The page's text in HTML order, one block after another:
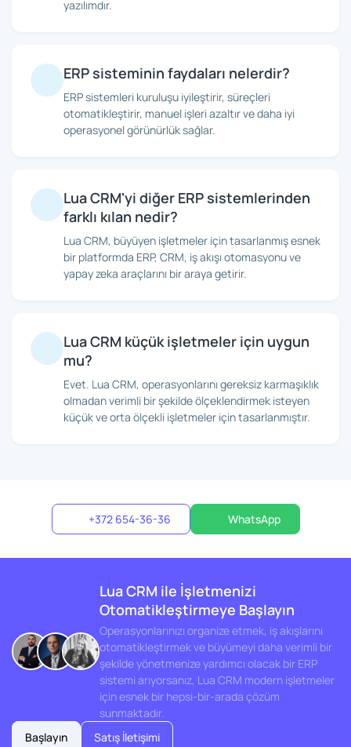
yazılımdır.
ERP sisteminin faydaları nelerdir?
ERP sistemleri kuruluşu iyileştirir, süreçleri
otomatikleştirir, manuel işleri azaltır ve daha iyi
operasyonel görünürlük sağlar.
Lua CRM'yi diğer ERP sistemlerinden
farklı kılan nedir?
Lua CRM, büyüyen işletmeler için tasarlanmış esnek
bir platformda ERP, CRM, iş akışı otomasyonu ve
yapay zeka araçlarını bir araya getirir.
Lua CRM küçük işletmeler için uygun
mu?
Evet. Lua CRM, operasyonlarını gereksiz karmaşıklık
olmadan verimli bir şekilde ölçeklendirmek isteyen
küçük ve orta ölçekli işletmeler için tasarlanmıştır.
+372 654-36-36 WhatsApp
Lua CRM ile İşletmenizi
Otomatikleştirmeye Başlayın
Operasyonlarınızı organize etmek, iş akışlarını
otomatikleştirmek ve büyümeyi daha verimli bir
şekilde yönetmenize yardımcı olacak bir ERP
sistemi arıyorsanız, Lua CRM modern işletmeler
için esnek bir hepsi-bir-arada çözüm
sunmaktadır.
Başlayın
Satış İletişimi